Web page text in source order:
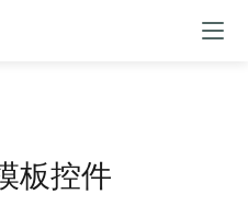
板控件